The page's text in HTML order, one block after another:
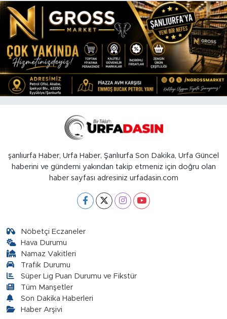
şanlıurfa Haber, Urfa Haber, Şanlıurfa Son Dakika, Urfa Güncel
haberini ve gündemi yakından takip etmeniz için doğru olan
haber sayfası adresiniz urfadasin.com
Nöbetçi Eczaneler
Hava Durumu
Namaz Vakitleri
Trafik Durumu
Süper Lig Puan Durumu ve Fikstür
Tüm Manşetler
Son Dakika Haberleri
Haber Arşivi